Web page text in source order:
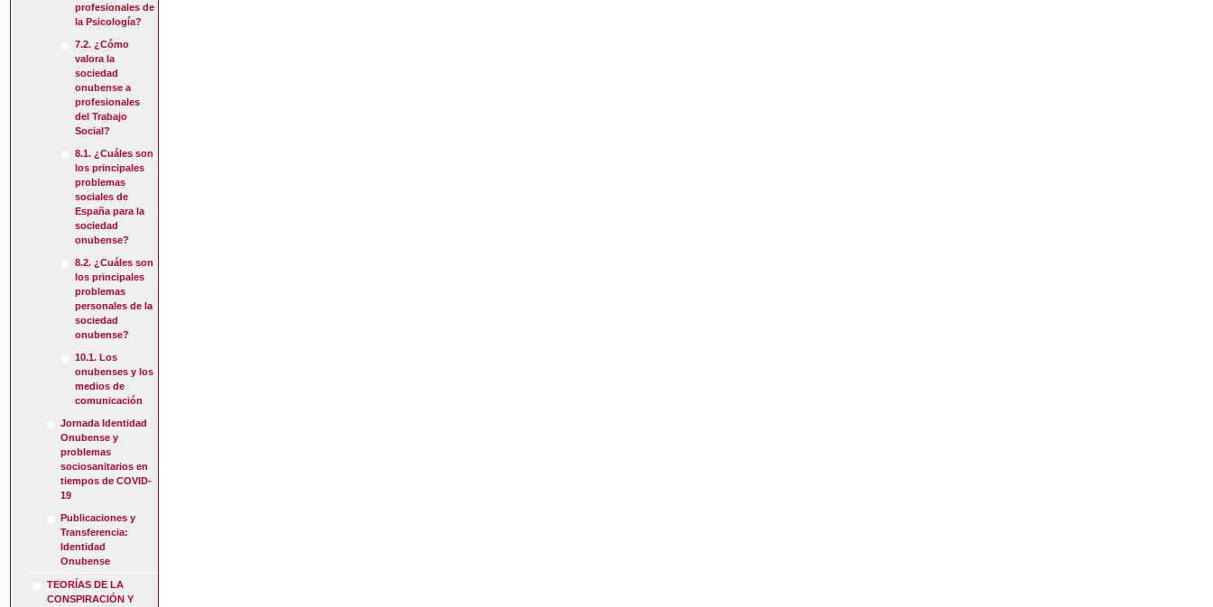
profesionales de
la Psicología?
7.2. ¿Cómo
valora la
sociedad
onubense a
profesionales
del Trabajo
Social?
8.1. ¿Cuáles son
los principales
problemas
sociales de
España para la
sociedad
onubense?
8.2. ¿Cuáles son
los principales
problemas
personales de la
sociedad
onubense?
10.1. Los
onubenses y los
medios de
comunicación
Jornada Identidad
Onubense y
problemas
sociosanitarios en
tiempos de COVID-
19
Publicaciones y
Transferencia:
Identidad
Onubense
TEORÍAS DE LA
CONSPIRACIÓN Y